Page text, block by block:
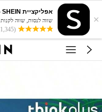
×
אפליקציית SHEIN - מוכן, הכן, סטייל!
שווה לנסות, שווה לקנות
(1,345)